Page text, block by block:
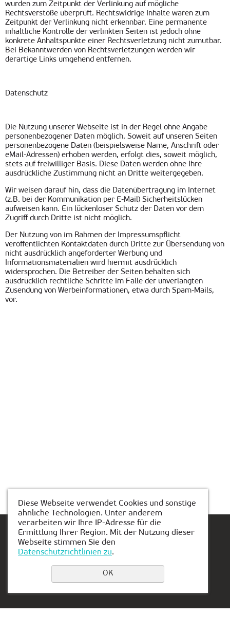
wurden zum Zeitpunkt der Verlinkung auf mögliche
Rechtsverstöße überprüft. Rechtswidrige Inhalte waren zum
Zeitpunkt der Verlinkung nicht erkennbar. Eine permanente
inhaltliche Kontrolle der verlinkten Seiten ist jedoch ohne
konkrete Anhaltspunkte einer Rechtsverletzung nicht zumutbar.
Bei Bekanntwerden von Rechtsverletzungen werden wir
derartige Links umgehend entfernen.
Datenschutz
Die Nutzung unserer Webseite ist in der Regel ohne Angabe
personenbezogener Daten möglich. Soweit auf unseren Seiten
personenbezogene Daten (beispielsweise Name, Anschrift oder
eMail-Adressen) erhoben werden, erfolgt dies, soweit möglich,
stets auf freiwilliger Basis. Diese Daten werden ohne Ihre
ausdrückliche Zustimmung nicht an Dritte weitergegeben.
Wir weisen darauf hin, dass die Datenübertragung im Internet
(z.B. bei der Kommunikation per E-Mail) Sicherheitslücken
aufweisen kann. Ein lückenloser Schutz der Daten vor dem
Zugriff durch Dritte ist nicht möglich.
Der Nutzung von im Rahmen der Impressumspflicht
veröffentlichten Kontaktdaten durch Dritte zur Übersendung von
nicht ausdrücklich angeforderter Werbung und
Informationsmaterialien wird hiermit ausdrücklich
widersprochen. Die Betreiber der Seiten behalten sich
ausdrücklich rechtliche Schritte im Falle der unverlangten
Zusendung von Werbeinformationen, etwa durch Spam-Mails,
vor.
Einen Platz buchen
Diese Webseite verwendet Cookies und sonstige
ähnliche Technologien. Unter anderem
verarbeiten wir Ihre IP-Adresse für die
Ermittlung Ihrer Region. Mit der Nutzung dieser
Webseite stimmen Sie den
Datenschutzrichtlinien zu.
OK